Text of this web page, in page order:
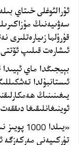
ئۇرالئوغلى خىتاي
سەۋىيەنىڭ
قۇرۇلما زىيارەتلىرى
ئىشارەت قىلىپ
بېيجىڭدا ماي ئېيىدا
ئىستانبۇلدا
يىغىنىنىڭ
ئوينىغانلىقىغا
«يىلدا
تۈركىيەنى مەركەزگە